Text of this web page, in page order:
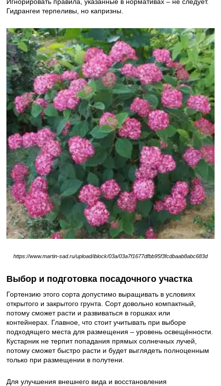
Гидрангеи терпеливы, но капризны.
https://www.martin-sad.ru/upload/iblock/03a/03a7f1677dfbb95f3fcdbaab8abc683d
Выбор и подготовка посадочного участка
Гортензию этого сорта допустимо выращивать в условиях
открытого и закрытого грунта. Сорт довольно компактный,
потому сможет расти и развиваться в горшках или
контейнерах. Главное, что стоит учитывать при выборе
подходящего места для размещения – уровень освещённости.
Кустарник не терпит попадания прямых солнечных лучей,
потому сможет быстро расти и будет выглядеть полноценным
только при размещении в полутени.
Для улучшения внешнего вида и восстановления